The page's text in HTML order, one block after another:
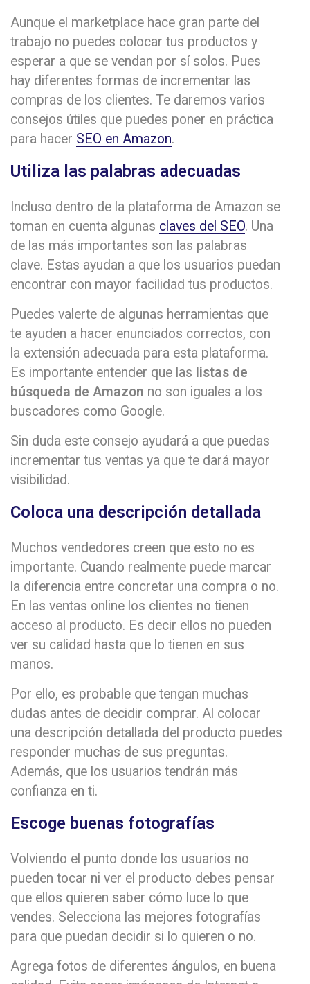
Aunque el marketplace hace gran parte del
trabajo no puedes colocar tus productos y
esperar a que se vendan por sí solos. Pues
hay diferentes formas de incrementar las
compras de los clientes. Te daremos varios
consejos útiles que puedes poner en práctica
para hacer SEO en Amazon.
Utiliza las palabras adecuadas
Incluso dentro de la plataforma de Amazon se
toman en cuenta algunas claves del SEO. Una
de las más importantes son las palabras
clave. Estas ayudan a que los usuarios puedan
encontrar con mayor facilidad tus productos.
Puedes valerte de algunas herramientas que
te ayuden a hacer enunciados correctos, con
la extensión adecuada para esta plataforma.
Es importante entender que las listas de
búsqueda de Amazon no son iguales a los
buscadores como Google.
Sin duda este consejo ayudará a que puedas
incrementar tus ventas ya que te dará mayor
visibilidad.
Coloca una descripción detallada
Muchos vendedores creen que esto no es
importante. Cuando realmente puede marcar
la diferencia entre concretar una compra o no.
En las ventas online los clientes no tienen
acceso al producto. Es decir ellos no pueden
ver su calidad hasta que lo tienen en sus
manos.
Por ello, es probable que tengan muchas
dudas antes de decidir comprar. Al colocar
una descripción detallada del producto puedes
responder muchas de sus preguntas.
Además, que los usuarios tendrán más
confianza en ti.
Escoge buenas fotografías
Volviendo el punto donde los usuarios no
pueden tocar ni ver el producto debes pensar
que ellos quieren saber cómo luce lo que
vendes. Selecciona las mejores fotografías
para que puedan decidir si lo quieren o no.
Agrega fotos de diferentes ángulos, en buena